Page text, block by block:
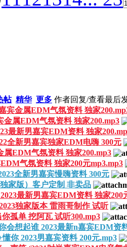
帖 精华 更多 作者回复/查看最后
宾金属EDM气氛资料 独家
金属EDM气氛资料 独家200.mp3
最新男嘉宾EDM资料 独家
全新男嘉宾独家EDM电嗨 300元
属EDM气氛资料 独家200.mp3
气氛资料 独家200元mp3.mp3
全新男嘉宾慢嗨资料 300元
家版）客户定制 非卖品
最新男嘉宾EDM资料 独家200
独家版本 雷雨哥制作 试听
孤单 挖阿瓦 试听300.mp3
会想起谁 2023最新n嘉宾EDM资
你 2023男嘉宾资料 200元.mp3